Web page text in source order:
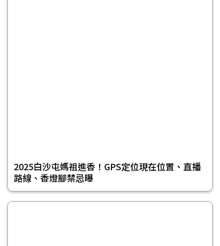
2025白沙屯媽祖進香！GPS定位現在位置、直播
路線、香燈腳禁忌曝